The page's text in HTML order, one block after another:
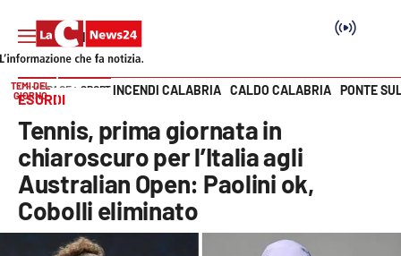
SEZIONI
Cronaca
Politica
Vai
TEMI DEL
GIORNO
INCENDI CALABRIA CALDO CALABRIA PONTE
HOME PAGE SPORT
ESORDI
Tennis, prima giornata in
chiaroscuro per l’Italia agli
Australian Open: Paolini ok,
Cobolli eliminato